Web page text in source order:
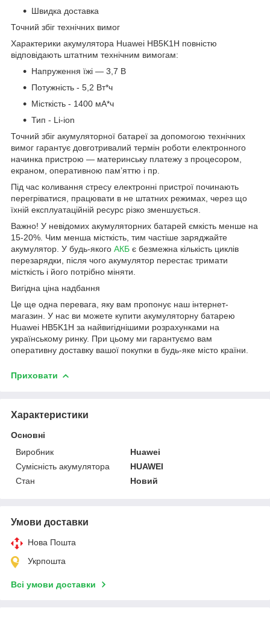
Швидка доставка
Точний збіг технічних вимог
Характерики акумулятора Huawei HB5K1H повністю
відповідають штатним технічним вимогам:
Напруження їжі — 3,7 В
Потужність - 5,2 Вт*ч
Місткість - 1400 мА*ч
Тип - Li-ion
Точний збіг акумуляторної батареї за допомогою технічних
вимог гарантує довготривалий термін роботи електронного
начинка пристрою — материнську платежу з процесором,
екраном, оперативною пам’яттю і пр.
Під час коливання стресу електронні пристрої починають
перегріватися, працювати в не штатних режимах, через що
їхній експлуатаційній ресурс різко зменшується.
Важно! У невідомих акумуляторних батарей ємкість менше на
15-20%. Чим менша місткість, тим частіше заряджайте
акумулятор. У будь-якого АКБ є безмежна кількість циклів
перезарядки, після чого акумулятор перестає тримати
місткість і його потрібно міняти.
Вигідна ціна надбання
Це ще одна перевага, яку вам пропонує наш інтернет-
магазин. У нас ви можете купити акумуляторну батарею
Huawei HB5K1H за найвигіднішими розрахунками на
українському ринку. При цьому ми гарантуємо вам
оперативну доставку вашої покупки в будь-яке місто країни.
Приховати
Характеристики
Основні
Виробник
Huawei
Сумісність акумулятора
HUAWEI
Стан
Новий
Умови доставки
Нова Пошта
Укрпошта
Всі умови доставки